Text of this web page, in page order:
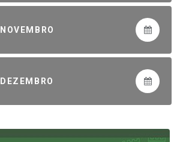
NOVEMBRO
DEZEMBRO